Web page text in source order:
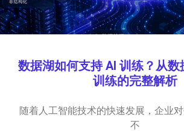
数据湖如何支持 AI 训练？从数
训练的完整解析
随着人工智能技术的快速发展，企业
不